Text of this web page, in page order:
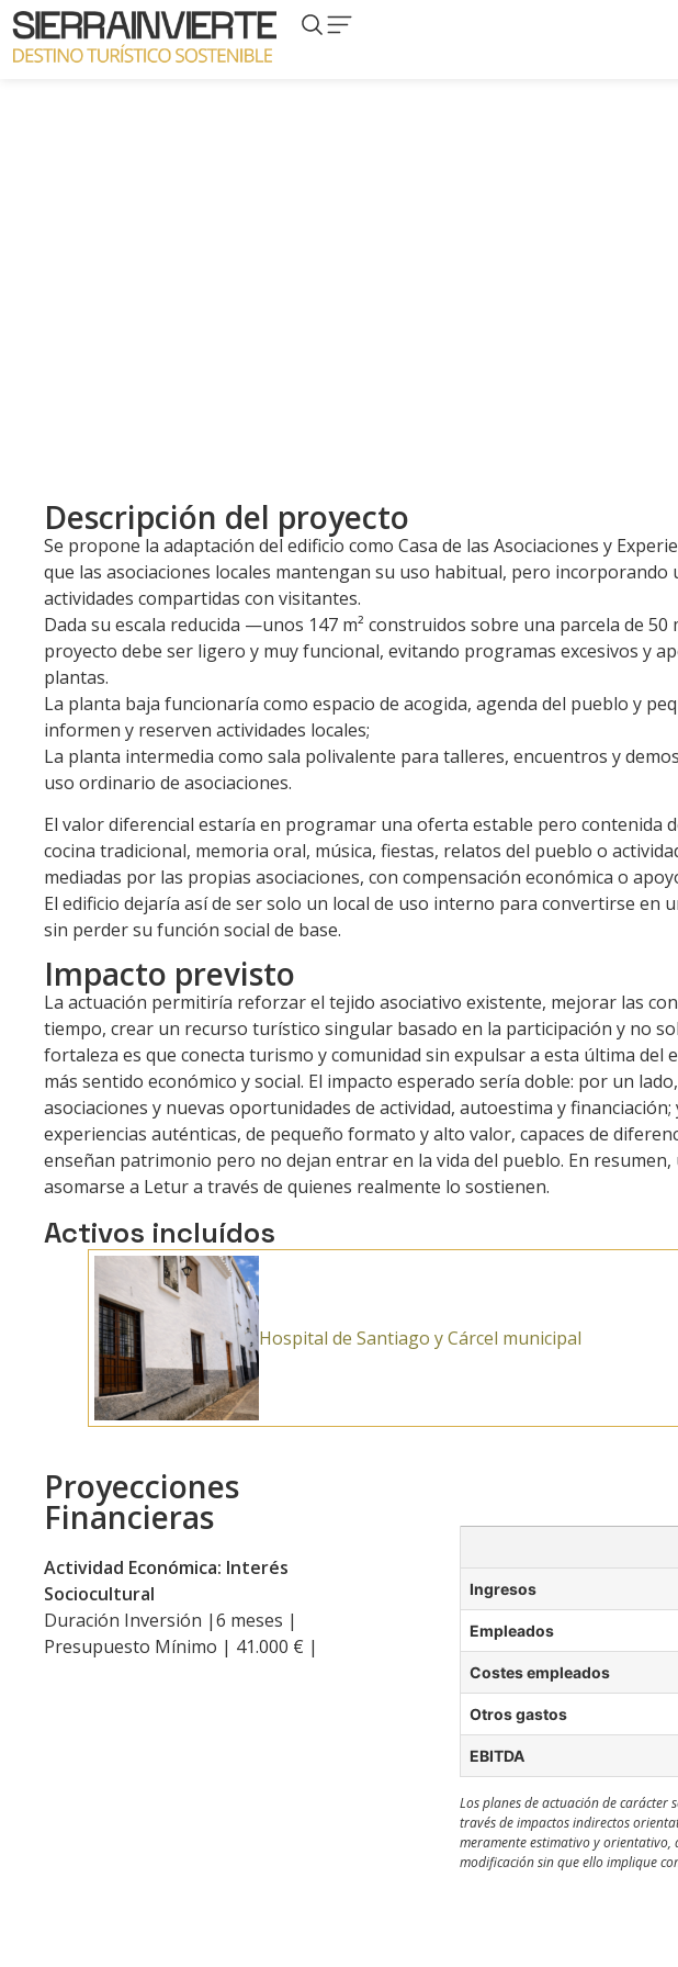
Descripción del proyecto
Se propone la adaptación del edificio como Casa de las Asociaciones y
que las asociaciones locales mantengan su uso habitual, pero
actividades compartidas con visitantes.
Dada su escala reducida —unos 147 m² construidos sobre una parcela de 50
proyecto debe ser ligero y muy funcional, evitando programas excesivos y
plantas.
La planta baja funcionaría como espacio de acogida, agenda del pueblo y
informen y reserven actividades locales;
La planta intermedia como sala polivalente para talleres, encuentros y
uso ordinario de asociaciones.
El valor diferencial estaría en programar una oferta estable pero contenida
cocina tradicional, memoria oral, música, fiestas, relatos del pueblo o
mediadas por las propias asociaciones, con compensación económica o
El edificio dejaría así de ser solo un local de uso interno para convertirse en
sin perder su función social de base.
Impacto previsto
La actuación permitiría reforzar el tejido asociativo existente, mejorar las
tiempo, crear un recurso turístico singular basado en la participación y no
fortaleza es que conecta turismo y comunidad sin expulsar a esta última del
más sentido económico y social. El impacto esperado sería doble: por un
asociaciones y nuevas oportunidades de actividad, autoestima y
experiencias auténticas, de pequeño formato y alto valor, capaces de
enseñan patrimonio pero no dejan entrar en la vida del pueblo. En
asomarse a Letur a través de quienes realmente lo sostienen.
Activos incluídos
Hospital de Santiago y Cárcel municipal
Proyecciones
Financieras
Actividad Económica: Interés
Sociocultural
Duración Inversión |6 meses |
Presupuesto Mínimo | 41.000 € |
Ingresos
Empleados
Costes empleados
Otros gastos
EBITDA
Los planes de actuación de
través de impactos indirectos
meramente estimativo y
modificación sin que ello implique